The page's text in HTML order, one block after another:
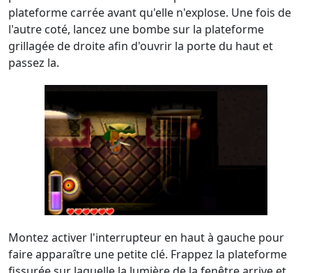
plateforme carrée avant qu'elle n'explose. Une fois de
l'autre coté, lancez une bombe sur la plateforme
grillagée de droite afin d'ouvrir la porte du haut et
passez la.
Montez activer l'interrupteur en haut à gauche pour
faire apparaître une petite clé. Frappez la plateforme